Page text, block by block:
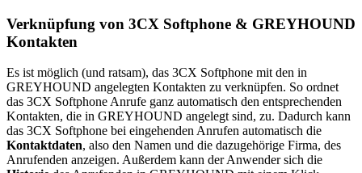
Verknüpfung von 3CX Softphone & GREYHOUND
Kontakten
Es ist möglich (und ratsam), das 3CX Softphone mit den in
GREYHOUND angelegten Kontakten zu verknüpfen. So ordnet
das 3CX Softphone Anrufe ganz automatisch den entsprechenden
Kontakten, die in GREYHOUND angelegt sind, zu. Dadurch kann
das 3CX Softphone bei eingehenden Anrufen automatisch die
Kontaktdaten, also den Namen und die dazugehörige Firma, des
Anrufenden anzeigen. Außerdem kann der Anwender sich die